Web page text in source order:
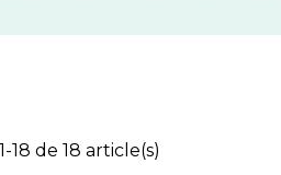
18 de 18 article(s)